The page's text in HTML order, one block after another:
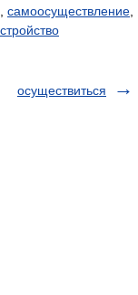
самоосуществление
осуществиться